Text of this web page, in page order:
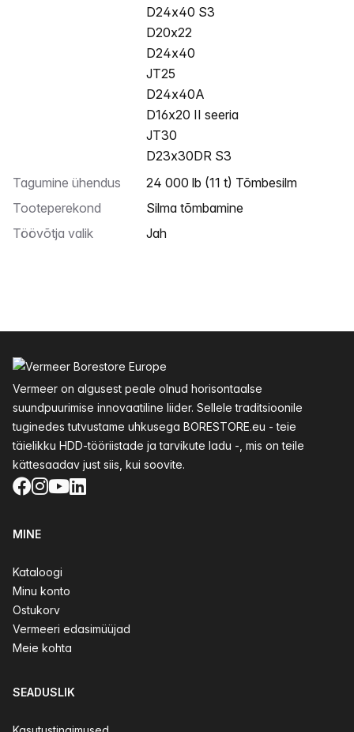
D24x40 S3
D20x22
D24x40
JT25
D24x40A
D16x20 II seeria
JT30
D23x30DR S3
Tagumine ühendus
24 000 lb (11 t) Tõmbesilm
Tooteperekond
Silma tõmbamine
Töövõtja valik
Jah
Vermeer on algusest peale olnud horisontaalse
suundpuurimise innovaatiline liider. Sellele traditsioonile
tuginedes tutvustame uhkusega BORESTORE.eu - teie
täielikku HDD-tööriistade ja tarvikute ladu -, mis on teile
kättesaadav just siis, kui soovite.
Facebook
Instagram
YouTube
LinkedIn
MINE
Kataloogi
Minu konto
Ostukorv
Vermeeri edasimüüjad
Meie kohta
SEADUSLIK